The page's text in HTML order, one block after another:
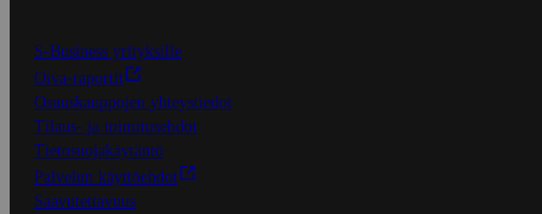
S-Business yrityksille
Oiva-raportit
Osuuskauppojen yhteystiedot
Tilaus- ja toimitusehdot
Tietosuojakäytäntö
Palvelun käyttöehdot
Saavutettavuus